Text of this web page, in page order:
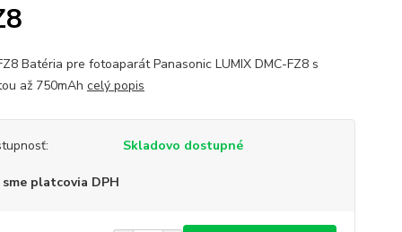
Batéria pre fotoaparát Panasonic LUMIX DMC-FZ8 s
až 750mAh celý popis
Skladovo dostupné
sme platcovia DPH